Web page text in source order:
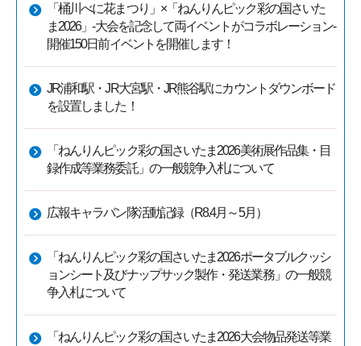
「桶川べに花まつり」×「ねんりんピック彩の国さいた
ま2026」-大会を記念して両イベントがコラボレーション-
開催150日前イベントを開催します！
JR浦和駅・JR大宮駅・JR熊谷駅にカウントダウンボード
を設置しました！
「ねんりんピック彩の国さいたま2026美術展作品集・目
録作成等業務委託」の一般競争入札について
広報キャラバン隊活動記録（R8.4月～5月）
「ねんりんピック彩の国さいたま2026ポータブルクッシ
ョンシート及びナップサック製作・発送業務」の一般競
争入札について
「ねんりんピック彩の国さいたま2026大会物品発送等業